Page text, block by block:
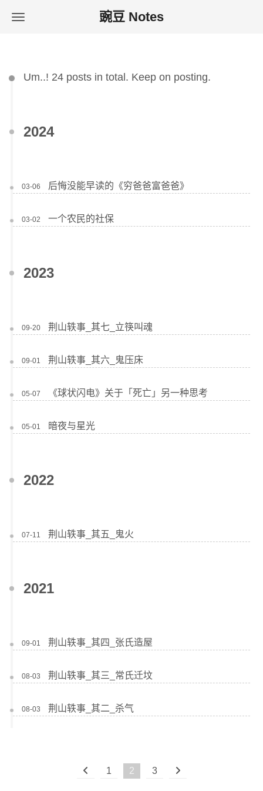
豌豆 Notes
Um..! 24 posts in total. Keep on posting.
2024
03-06 后悔没能早读的《穷爸爸富爸爸》
03-02 一个农民的社保
2023
09-20 荆山轶事_其七_立筷叫魂
09-01 荆山轶事_其六_鬼压床
05-07 《球状闪电》关于「死亡」另一种思考
05-01 暗夜与星光
2022
07-11 荆山轶事_其五_鬼火
2021
09-01 荆山轶事_其四_张氏造屋
08-03 荆山轶事_其三_常氏迁坟
08-03 荆山轶事_其二_杀气
1 2 3